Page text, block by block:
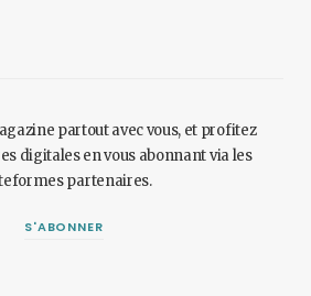
partout avec vous, et profitez
digitales en vous abonnant via les
partenaires.
S'ABONNER